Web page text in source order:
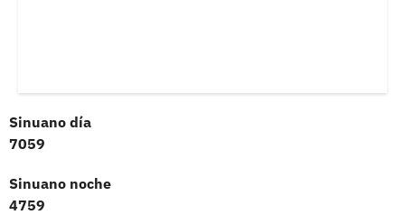
Sinuano día
7059
Sinuano noche
4759